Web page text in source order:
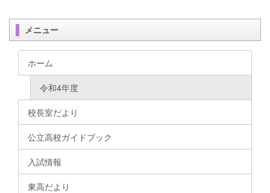
メニュー
ホーム
令和4年度
校長室だより
公立高校ガイドブック
入試情報
東高だより